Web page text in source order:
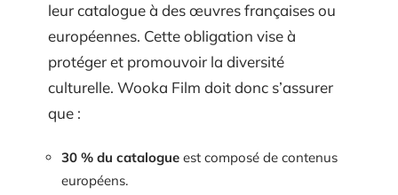
leur catalogue à des œuvres françaises ou
européennes. Cette obligation vise à
protéger et promouvoir la diversité
culturelle. Wooka Film doit donc s’assurer
que :
30 % du catalogue est composé de contenus
européens.